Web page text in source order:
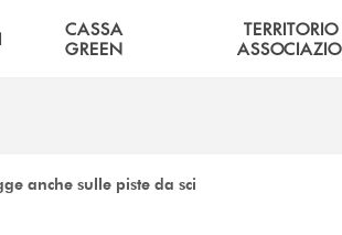
CASSA
GREEN
anche sulle piste da sci